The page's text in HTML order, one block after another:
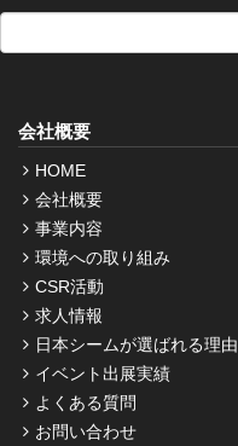
会社概要
HOME
会社概要
事業内容
環境への取り組み
CSR活動
求人情報
日本シームが選ばれる理由
イベント出展実績
よくある質問
お問い合わせ